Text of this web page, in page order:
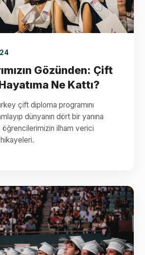
Gözünden: Çift
Ne Kattı?
çift diploma programını
dünyanın dört bir yanına
öğrencilerimizin ilham verici